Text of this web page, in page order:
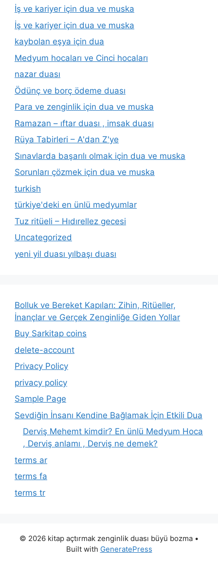
İş ve kariyer için dua ve muska
İş ve kariyer için dua ve muska
kaybolan eşya için dua
Medyum hocaları ve Cinci hocaları
nazar duası
Ödünç ve borç ödeme duası
Para ve zenginlik için dua ve muska
Ramazan – ıftar duası , imsak duası
Rüya Tabirleri – A'dan Z'ye
Sınavlarda başarılı olmak için dua ve muska
Sorunları çözmek için dua ve muska
turkish
türkiye'deki en ünlü medyumlar
Tuz ritüeli – Hıdırellez gecesi
Uncategorized
yeni yil duası yılbaşı duası
Bolluk ve Bereket Kapıları: Zihin, Ritüeller,
İnançlar ve Gerçek Zenginliğe Giden Yollar
Buy Sarkitap coins
delete-account
Privacy Policy
privacy policy
Sample Page
Sevdiğin İnsanı Kendine Bağlamak İçin Etkili Dua
Derviş Mehemt kimdir? En ünlü Medyum Hoca
, Derviş anlamı , Derviş ne demek?
terms ar
terms fa
terms tr
© 2026 kitap açtırmak zenginlik duası büyü bozma •
Built with GeneratePress